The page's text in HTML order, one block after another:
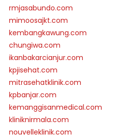
rmjasabundo.com
mimoosajkt.com
kembangkawung.com
chungiwa.com
ikanbakarcianjur.com
kpjisehat.com
mitrasehatklinik.com
kpbanjar.com
kemanggisanmedical.com
kliniknirmala.com
nouvelleklinik.com